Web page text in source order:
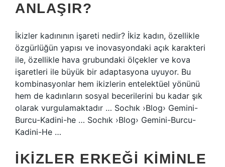
ANLAŞIR?
İkizler kadınının işareti nedir? İkiz kadın, özellikle
özgürlüğün yapısı ve inovasyondaki açık karakteri
ile, özellikle hava grubundaki ölçekler ve kova
işaretleri ile büyük bir adaptasyona uyuyor. Bu
kombinasyonlar hem ikizlerin entelektüel yönünü
hem de kadınların sosyal becerilerini bu kadar şık
olarak vurgulamaktadır … Sochık ›Blog› Gemini-
Burcu-Kadini-he … Sochık ›Blog› Gemini-Burcu-
Kadini-He …
İKIZLER ERKEĞI KIMINLE